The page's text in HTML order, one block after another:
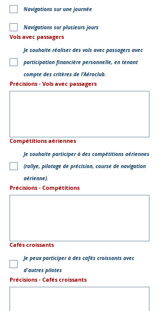
Navigations sur une journée
Navigations sur plusieurs jours
Vols avec passagers
Je souhaite réaliser des vols avec passagers avec
participation financière personnelle, en tenant
compte des critères de l'Aéroclub.
Précisions - Vols avec passagers
Compétitions aériennes
Je souhaite participer à des compétitions aériennes
(rallye, pilotage de précision, course de navigation
aérienne).
Précisions - Compétitions
Cafés croissants
Je peux participer à des cafés croissants avec
d'autres pilotes
Précisions - Cafés croissants